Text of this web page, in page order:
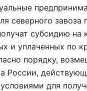
северного
субсидию на
и уплаченных по
порядку,
России,
для